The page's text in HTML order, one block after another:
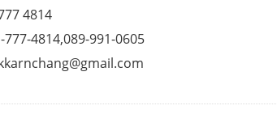
4814
777-4814,089-991-0605